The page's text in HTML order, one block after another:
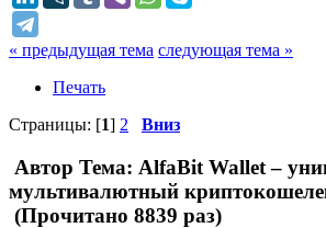
« предыдущая тема следующая тема »
Печать
Страницы: [1] 2 Вниз
Автор Тема: AlfaBit Wallet –
мультивалютный
(Прочитано 8839 раз)